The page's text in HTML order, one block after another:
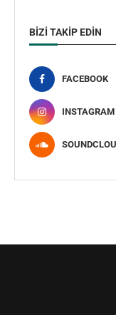
BIZI TAKIP EDIN
FACEBOOK
INSTAGRAM